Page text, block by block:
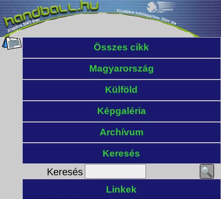
Összes cikk
Magyarország
Külföld
Képgaléria
Archívum
Keresés
Keresés
Linkek